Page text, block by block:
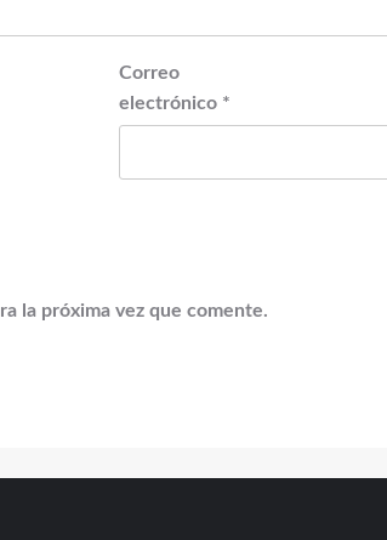
Correo
electrónico *
la próxima vez que comente.